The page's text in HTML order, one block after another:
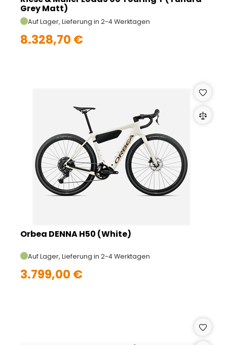
Grey Matt)
Auf Lager, Lieferung in 2-4 Werktagen
8.328,70 €
Orbea DENNA H50 (White)
Auf Lager, Lieferung in 2-4 Werktagen
3.799,00 €